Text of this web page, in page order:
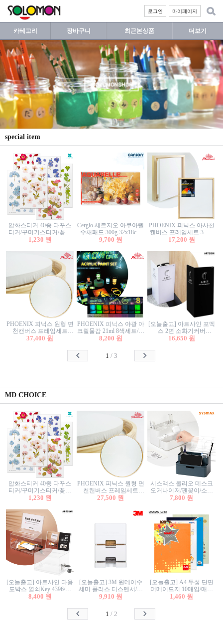
마이페이지
로그인
카테고리 장바구니 최근본상품 더보기
special item
압화스티커 40종 다꾸스
티커/꾸미기스티커/꽃스
티커/압화꽃책갈피/팬시
1,230 원
Cergio 세르지오 아쿠아렐
수채패드 300g 32x18cm
12매 1면제본
9,700 원
PHOENIX 피닉스 아사천
캔버스 프레임세트 3호F
27.3x22cm 캔버스와 올림
17,200 원
PHOENIX 피닉스 원형 면
천캔버스 프레임세트
40cm/원형캔버스/플로팅
37,400 원
PHOENIX 피닉스 야광 아
크릴물감 21ml 8색세트/야
광물감
8,200 원
[오늘출고] 아트사인 포멕
스 2면 소화기커버
1470/1471/소화기커버/소
함/소화기거치대/소화기
16,650 원
1 / 3
MD CHOICE
압화스티커 40종 다꾸스
티커/꾸미기스티커/꽃스
티커/압화꽃책갈피/팬시
1,230 원
PHOENIX 피닉스 원형 면
천캔버스 프레임세트
30cm/원형캔버스/플로팅
27,500 원
시스맥스 올리오 데스크
오거나이저/펜꽂이/소품
꽂이/소품함/정리함/수납
7,800 원
[오늘출고] 아트사인 다용
도박스 열쇠Key 4396/투
표함/건의함/모금함/응모
8,400 원
[오늘출고] 3M 원데이수
세미 플러스 디스펜서/소
프트수세미5매+강력수세
9,910 원
[오늘출고] A4 두성 단면
머메이드지 10매입/매직
터치/색지/색상지/색복사
칼라색지/고급복사지
1,460 원
1 / 2